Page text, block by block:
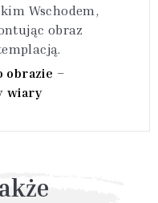
Wschodem,
obraz
obrazie –
wiary